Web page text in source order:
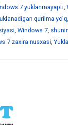
7 yuklanmayapti,
qurilma yo'q,
, Windows 7,
7 zaxira nusxasi,